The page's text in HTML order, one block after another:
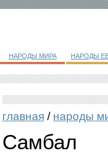
НАРОДЫ МИРА НАРОДЫ
главная / народы
Самбал